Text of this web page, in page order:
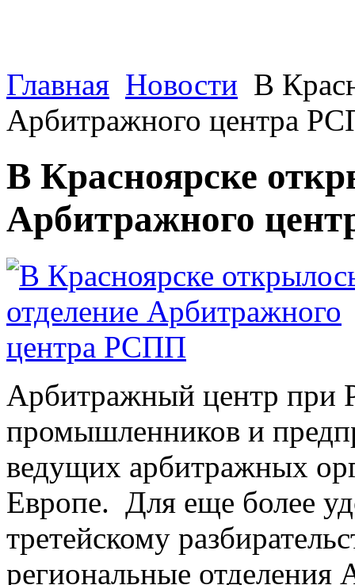
Главная Новости В
Арбитражного центра
В Красноярске
Арбитражного
Арбитражный центр при
промышленников и
ведущих арбитражных
Европе. Для еще более
третейскому
региональные отделения